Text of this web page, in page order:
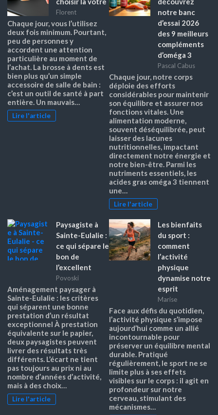
Florent
Chaque jour, vous l’utilisez
deux fois minimum. Pourtant,
peu de personnes y
accordent une attention
particulière au moment de
l’achat. La brosse à dents est
bien plus qu’un simple
accessoire de salle de bain :
c’est un outil de santé à part
entière. Un mauvais…
Lire l'article
notre banc
d’essai 2026
des 9 meilleurs
compléments
d’oméga 3
Pascal Cabus
Chaque jour, notre corps
déploie des efforts
considérables pour maintenir
son équilibre et assurer nos
fonctions vitales. Une
alimentation moderne,
souvent déséquilibrée, peut
laisser des lacunes
nutritionnelles, impactant
directement notre énergie et
notre bien-être. Parmi les
nutriments essentiels, les
acides gras oméga 3 tiennent
une…
Lire l'article
Paysagiste à
Sainte-Eulalie :
ce qui sépare le
bon de
l’excellent
Povoski
Aménagement paysager à
Sainte-Eulalie : les critères
qui séparent une bonne
prestation d’un résultat
exceptionnel À prestation
équivalente sur le papier,
deux paysagistes peuvent
livrer des résultats très
différents. L’écart ne tient
pas toujours au prix ni au
nombre d’années d’activité,
mais à des choix…
Lire l'article
Les bienfaits
du sport :
comment
l’activité
physique
dynamise notre
esprit
Marise
Face aux défis du quotidien,
l’activité physique s’impose
aujourd’hui comme un allié
incontournable pour
préserver un équilibre mental
durable. Pratiqué
régulièrement, le sport ne se
limite plus à ses effets
visibles sur le corps : il agit en
profondeur sur notre
cerveau, stimulant des
mécanismes…